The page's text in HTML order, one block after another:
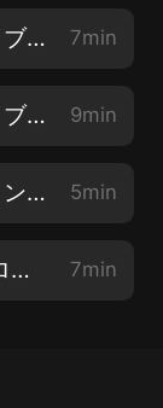
30回目【自己心理學/アサーティブ力/問題解決の5つのステップ】こころに纏わること 7min
29回目【自己心理學/アサーティブであるには】こころに纏わること 9min
28回目【自己心理學/アサーション力を高める】こころに纏わること 5min
27回目【自己心理學/自己開示/ロールレタリング法】こころに纏わること 7min